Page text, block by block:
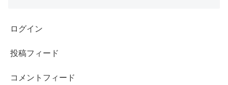
ログイン
投稿フィード
コメントフィード